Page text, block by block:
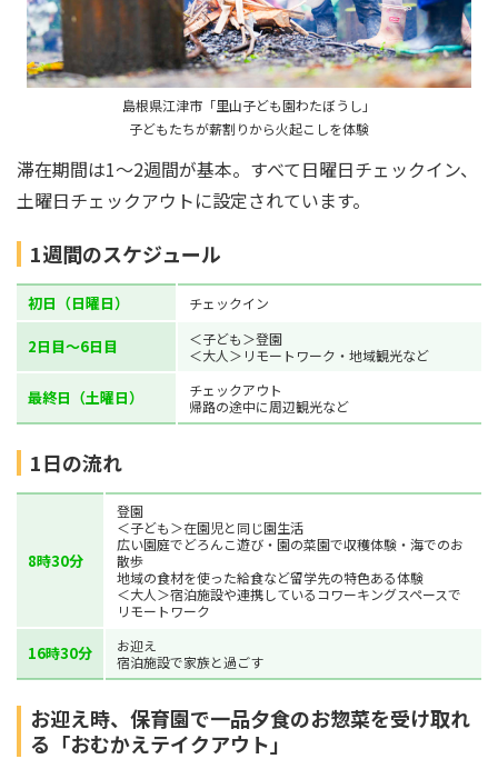
島根県江津市「里山子ども園わたぼうし」
子どもたちが薪割りから火起こしを体験
滞在期間は1～2週間が基本。すべて日曜日チェックイン、
土曜日チェックアウトに設定されています。
1週間のスケジュール
初日（日曜日） チェックイン
2日目～6日目
＜子ども＞登園
＜大人＞リモートワーク・地域観光など
最終日（土曜日）
チェックアウト
帰路の途中に周辺観光など
1日の流れ
8時30分
登園
＜子ども＞在園児と同じ園生活
広い園庭でどろんこ遊び・園の菜園で収穫体験・海でのお
散歩
地域の食材を使った給食など留学先の特色ある体験
＜大人＞宿泊施設や連携しているコワーキングスペースで
リモートワーク
16時30分
お迎え
宿泊施設で家族と過ごす
お迎え時、保育園で一品夕食のお惣菜を受け取れ
る「おむかえテイクアウト」